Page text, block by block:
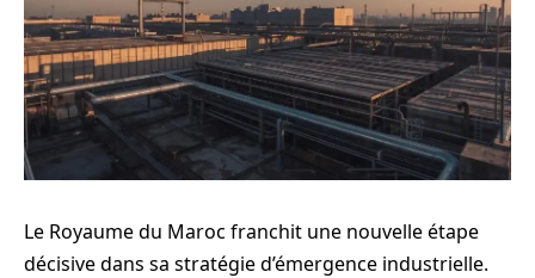
Le Royaume du Maroc franchit une nouvelle étape
décisive dans sa stratégie d’émergence industrielle.